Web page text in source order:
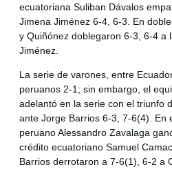
ecuatoriana Suliban Dávalos
Jimena Jiménez 6-4, 6-3. En
y Quiñónez doblegaron 6-3, 6-4 a
Jiménez.
La serie de varones, entre
peruanos 2-1; sin embargo, el
adelantó en la serie con el triunfo
ante Jorge Barrios 6-3, 7-6(4). En
peruano Alessandro Zavalaga
crédito ecuatoriano Samuel
Barrios derrotaron a 7-6(1), 6-2 a